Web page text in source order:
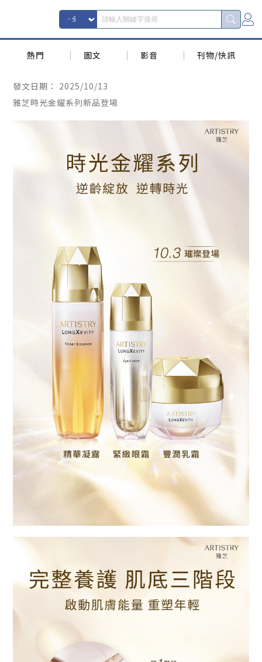
熱門 圖文 影音 刊物/快訊
發文日期： 2025/10/13
雅芝時光金耀系列新品登場